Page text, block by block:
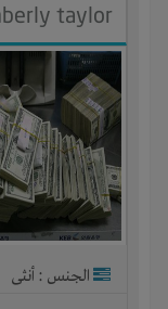
taylor
الجنس : أنثى